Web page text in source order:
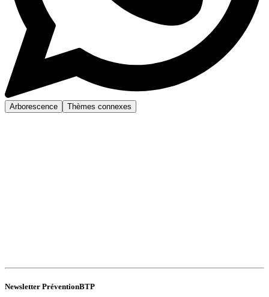
Arborescence Thèmes connexes
Newsletter PréventionBTP